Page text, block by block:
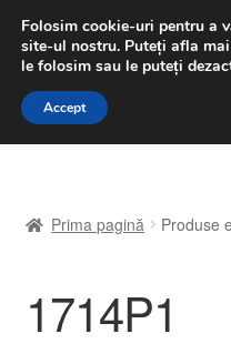
LIVRARE de la 33
luni-vineri 9 a.m. - 4
Sari
Sari
A lua legatura
Contul meu
Prima pagină Produse
1714P1
Folosim cookie-uri pentru a
site-ul nostru. Puteți afla
le folosim sau le puteți
Accept